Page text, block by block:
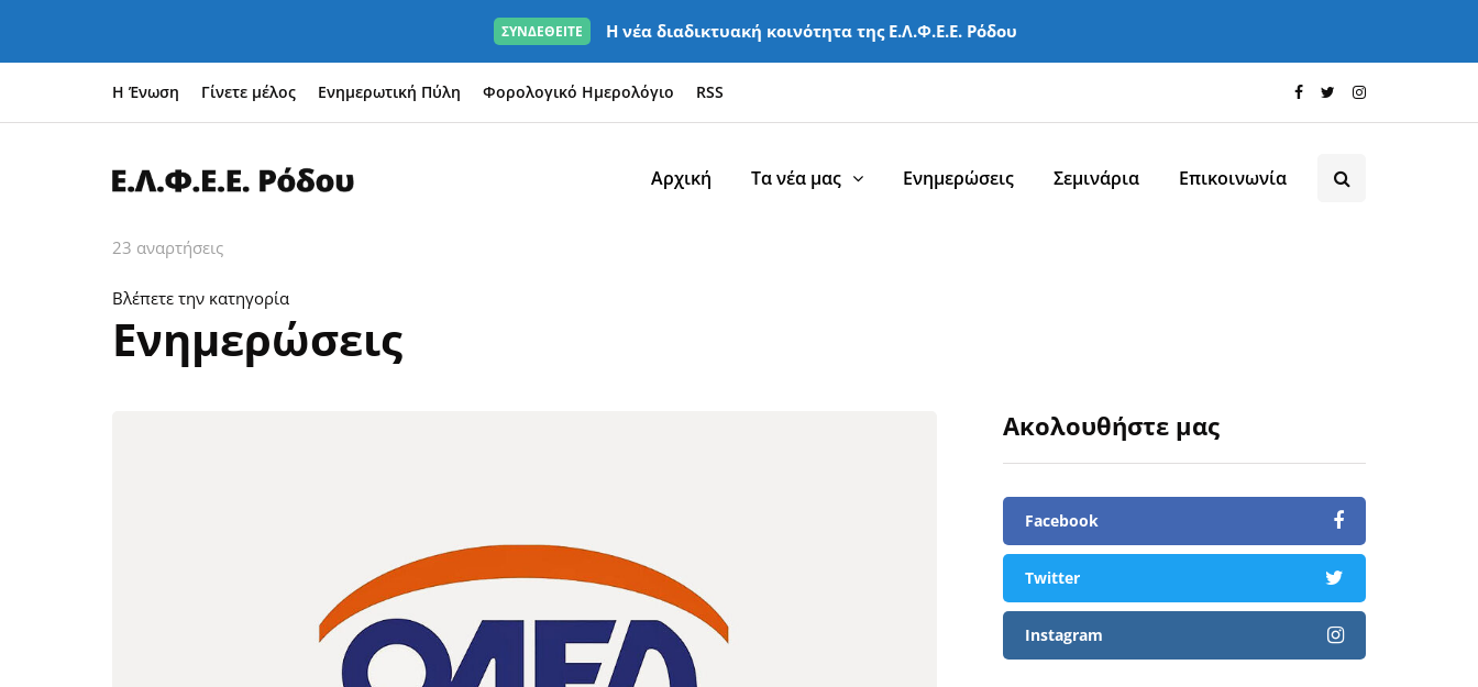
ΣΥΝΔΕΘΕΙΤΕ Η νέα διαδικτυακή κοινότητα της Ε.Λ.Φ.Ε.Ε. Ρόδου
Η Ένωση Γίνετε μέλος Ενημερωτική Πύλη Φορολογικό Ημερολόγιο RSS
Αρχική Τα νέα μας Ενημερώσεις Σεμινάρια Επικοινωνία
23 αναρτήσεις
Βλέπετε την κατηγορία
Ενημερώσεις
Ακολουθήστε μας
Facebook
Twitter
Instagram